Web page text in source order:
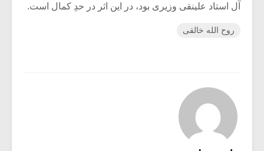
آل استاد علینقی وزیری بود، در این اثر در حدِ کمال است.
روح الله خالقی